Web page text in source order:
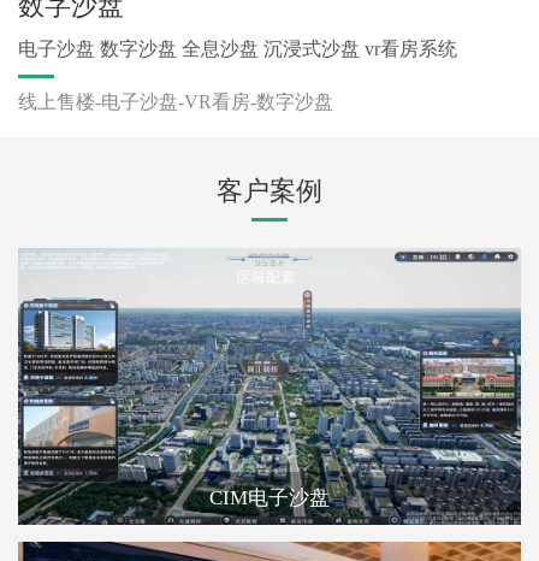
电子沙盘 数字沙盘 全息沙盘 沉浸式沙盘 vr看房系统
线上售楼-电子沙盘-VR看房-数字沙盘
客户案例
CIM电子沙盘